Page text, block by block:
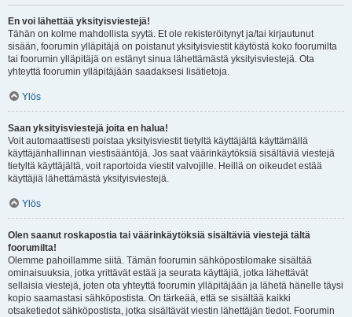
En voi lähettää yksityisviestejä!
Tähän on kolme mahdollista syytä. Et ole rekisteröitynyt ja/tai kirjautunut
sisään, foorumin ylläpitäjä on poistanut yksityisviestit käytöstä koko foorumilta
tai foorumin ylläpitäjä on estänyt sinua lähettämästä yksityisviestejä. Ota
yhteyttä foorumin ylläpitäjään saadaksesi lisätietoja.
Ylös
Saan yksityisviestejä joita en halua!
Voit automaattisesti poistaa yksityisviestit tietyltä käyttäjältä käyttämällä
käyttäjänhallinnan viestisääntöjä. Jos saat väärinkäytöksiä sisältäviä viestejä
tietyltä käyttäjältä, voit raportoida viestit valvojille. Heillä on oikeudet estää
käyttäjiä lähettämästä yksityisviestejä.
Ylös
Olen saanut roskapostia tai väärinkäytöksiä sisältäviä viestejä tältä
foorumilta!
Olemme pahoillamme siitä. Tämän foorumin sähköpostilomake sisältää
ominaisuuksia, jotka yrittävät estää ja seurata käyttäjiä, jotka lähettävät
sellaisia viestejä, joten ota yhteyttä foorumin ylläpitäjään ja lähetä hänelle täysi
kopio saamastasi sähköpostista. On tärkeää, että se sisältää kaikki
otsaketiedot sähköpostista, jotka sisältävät viestin lähettäjän tiedot. Foorumin